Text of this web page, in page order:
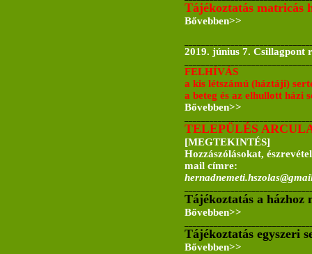
Tájékoztatás matricás
Bővebben>>
2019. június 7.
FELHÍVÁS
a kis létszámú (háztáji)
a beteg és az elhullott házi
Bővebben>>
TELEPÜLÉS
[MEGTEKINTÉS]
Hozzászólásokat,
mail címre:
Tájékoztatás a házhoz
Bővebben>>
Tájékoztatás egyszeri
Bővebben>>